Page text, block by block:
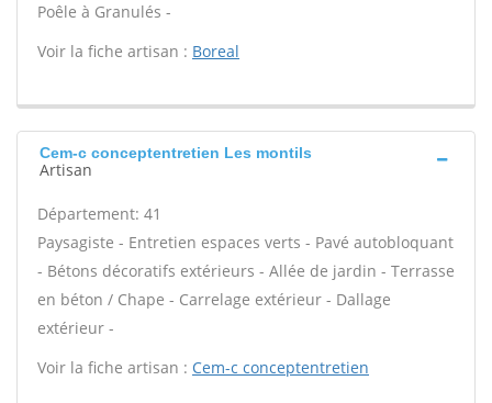
Poêle à Granulés -
Voir la fiche artisan : Boreal
Cem-c conceptentretien Les montils
Artisan
Département: 41
Paysagiste - Entretien espaces verts - Pavé autobloquant
- Bétons décoratifs extérieurs - Allée de jardin - Terrasse
en béton / Chape - Carrelage extérieur - Dallage
extérieur -
Voir la fiche artisan : Cem-c conceptentretien